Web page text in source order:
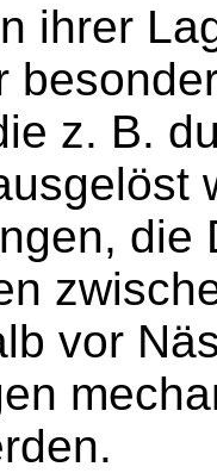
ihrer
z. B.
die
vor